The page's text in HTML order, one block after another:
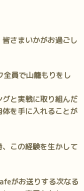
さまいかがお過ごし
員で山籠もりをし
と実戦に取り組んだ
を手に入れることが
この経験を生かして
がお送りする次なる